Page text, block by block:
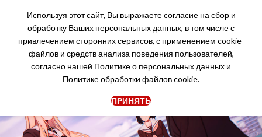
Используя этот сайт, Вы выражаете согласие на сбор и
обработку Ваших персональных данных, в том числе с
привлечением сторонних сервисов, с применением cookie-
файлов и средств анализа поведения пользователей,
согласно нашей Политике о персональных данных и
Политике обработки файлов cookie.
ПРИНЯТЬ